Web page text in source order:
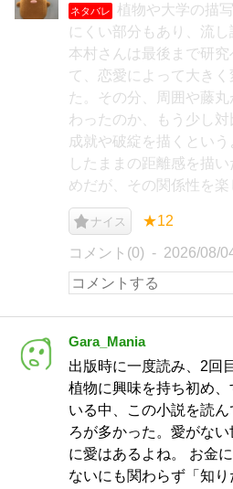
ネタバレ
植物や大学の描
にくい部分もあり、流し
本村さんは最後まで研
て、恋愛によって大き
た。その分、周囲や藤
わったのか、もう少し
成就や破綻を描くとい
したままの距離感を描
めだが、その関係性を楽
ナイス ★12
コメント(0) 2026/08/
Gara_Mania
出版時に一度読み、2回
植物に興味を持ち初め
いる中、この小説を読
ろが多かった。愛がな
に愛はあるよね。 お金
ないにも関わらず「知